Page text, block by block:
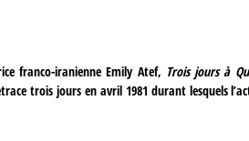
franco-iranienne Emily Atef, Trois jours à
trois jours en avril 1981 durant lesquels